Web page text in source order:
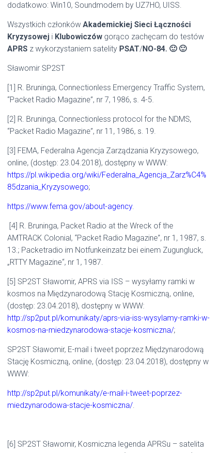
dodatkowo: Win10, Soundmodem by UZ7HO, UISS.
Wszystkich członków Akademickiej Sieci Łączności
Kryzysowej i Klubowiczów gorąco zachęcam do testów
APRS z wykorzystaniem satelity PSAT/NO-84. 🙂 🙂
Sławomir SP2ST
[1] R. Bruninga, Connectionless Emergency Traffic System,
“Packet Radio Magazine”, nr 7, 1986, s. 4-5.
[2] R. Bruninga, Connectionless protocol for the NDMS,
“Packet Radio Magazine”, nr 11, 1986, s. 19.
[3] FEMA, Federalna Agencja Zarządzania Kryzysowego,
online, (dostęp: 23.04.2018), dostępny w WWW:
https://pl.wikipedia.org/wiki/Federalna_Agencja_Zarz%C4%
85dzania_Kryzysowego;
https://www.fema.gov/about-agency.
[4] R. Bruninga, Packet Radio at the Wreck of the
AMTRACK Colonial, “Packet Radio Magazine”, nr 1, 1987, s.
13.; Packetradio im Notfunkeinzatz bei einem Zugungluck,
„RTTY Magazine“, nr 1, 1987.
[5] SP2ST Sławomir, APRS via ISS – wysyłamy ramki w
kosmos na Międzynarodową Stację Kosmiczną, online,
(dostęp: 23.04.2018), dostępny w WWW:
http://sp2put.pl/komunikaty/aprs-via-iss-wysylamy-ramki-w-
kosmos-na-miedzynarodowa-stacje-kosmiczna/;
SP2ST Sławomir, E-mail i tweet poprzez Międzynarodową
Stację Kosmiczną, online, (dostęp: 23.04.2018), dostępny w
WWW:
http://sp2put.pl/komunikaty/e-mail-i-tweet-poprzez-
miedzynarodowa-stacje-kosmiczna/.
[6] SP2ST Sławomir, Kosmiczna legenda APRSu – satelita